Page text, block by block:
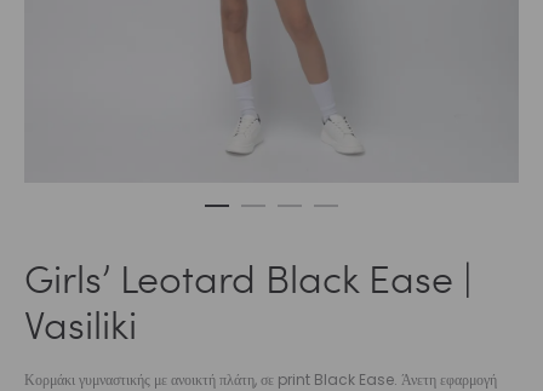
Girls’ Leotard Black Ease |
Vasiliki
Κορμάκι γυμναστικής με ανοικτή πλάτη, σε print Black Ease. Άνετη εφαρμογή